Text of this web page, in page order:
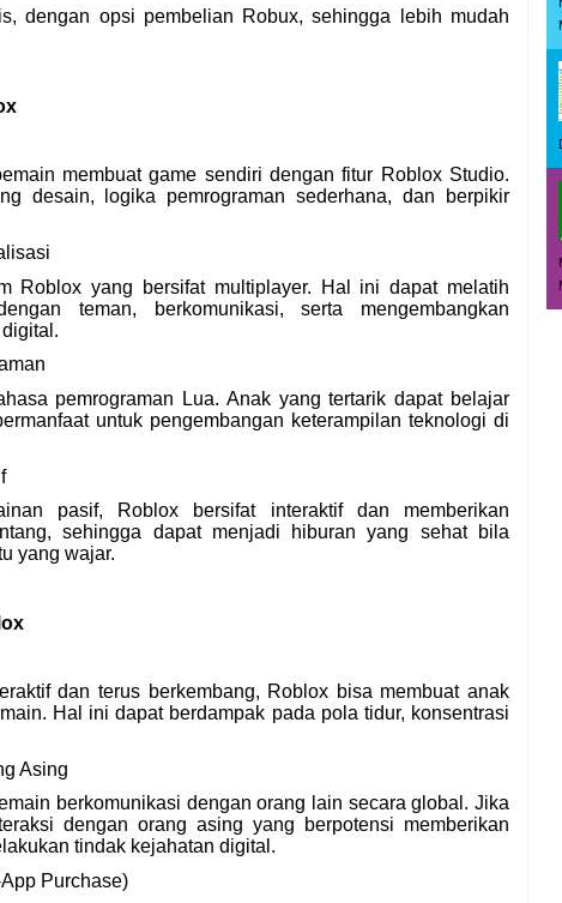
dengan opsi pembelian Robux, sehingga lebih mudah
membuat game sendiri dengan fitur Roblox Studio.
desain, logika pemrograman sederhana, dan berpikir
Roblox yang bersifat multiplayer. Hal ini dapat melatih
teman, berkomunikasi, serta mengembangkan
pemrograman Lua. Anak yang tertarik dapat belajar
untuk pengembangan keterampilan teknologi di
pasif, Roblox bersifat interaktif dan memberikan
sehingga dapat menjadi hiburan yang sehat bila
yang wajar.
dan terus berkembang, Roblox bisa membuat anak
Hal ini dapat berdampak pada pola tidur, konsentrasi
Asing
berkomunikasi dengan orang lain secara global. Jika
dengan orang asing yang berpotensi memberikan
tindak kejahatan digital.
Purchase)